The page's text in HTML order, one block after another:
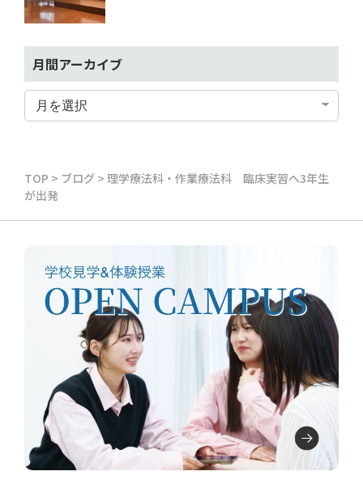
月間アーカイブ
TOP > ブログ > 理学療法科・作業療法科 臨床実習へ3年生
が出発